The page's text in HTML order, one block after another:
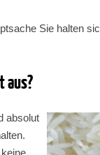
Sie halten
aus?
absolut